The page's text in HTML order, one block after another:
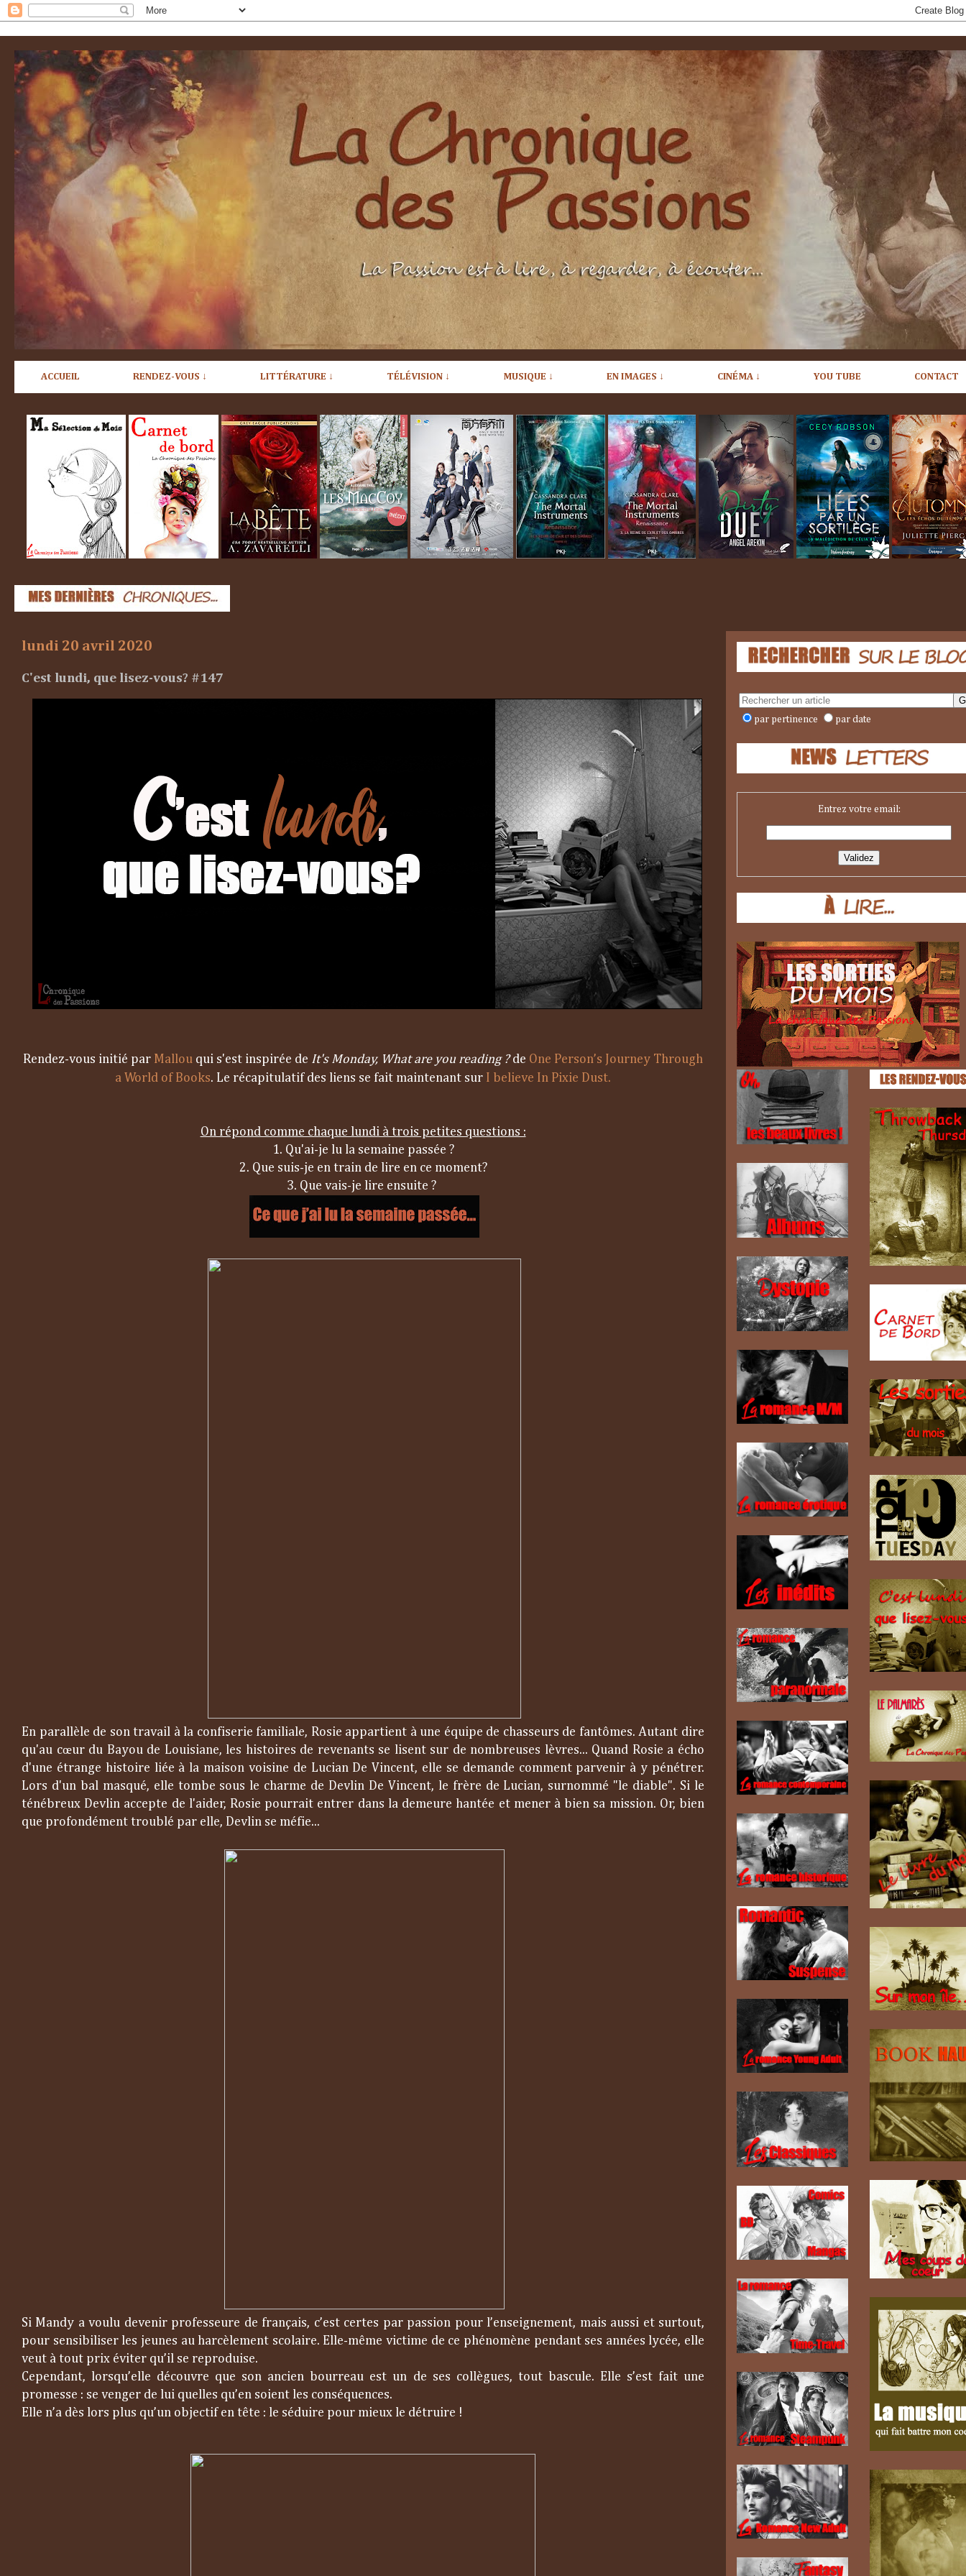
ACCUEIL RENDEZ-VOUS ↓ LITTÉRATURE ↓ TÉLÉVISION ↓ MUSIQUE ↓ EN IMAGES ↓ CINÉMA ↓ YOU TUBE CONTACT
lundi 20 avril 2020
C'est lundi, que lisez-vous? #147
Rendez-vous initié par Mallou qui s'est inspirée de It's Monday, What are you reading ? de One Person’s Journey Through
a World of Books. Le récapitulatif des liens se fait maintenant sur I believe In Pixie Dust.
On répond comme chaque lundi à trois petites questions :
1. Qu'ai-je lu la semaine passée ?
2. Que suis-je en train de lire en ce moment?
3. Que vais-je lire ensuite ?
En parallèle de son travail à la confiserie familiale, Rosie appartient à une équipe de chasseurs de fantômes. Autant dire
qu'au cœur du Bayou de Louisiane, les histoires de revenants se lisent sur de nombreuses lèvres... Quand Rosie a écho
d'une étrange histoire liée à la maison voisine de Lucian De Vincent, elle se demande comment parvenir à y pénétrer.
Lors d'un bal masqué, elle tombe sous le charme de Devlin De Vincent, le frère de Lucian, surnommé "le diable". Si le
ténébreux Devlin accepte de l'aider, Rosie pourrait entrer dans la demeure hantée et mener à bien sa mission. Or, bien
que profondément troublé par elle, Devlin se méfie...
Si Mandy a voulu devenir professeure de français, c’est certes par passion pour l’enseignement, mais aussi et surtout,
pour sensibiliser les jeunes au harcèlement scolaire. Elle-même victime de ce phénomène pendant ses années lycée, elle
veut à tout prix éviter qu’il se reproduise.
Cependant, lorsqu’elle découvre que son ancien bourreau est un de ses collègues, tout bascule. Elle s’est fait une
promesse : se venger de lui quelles qu’en soient les conséquences.
Elle n’a dès lors plus qu’un objectif en tête : le séduire pour mieux le détruire !
par pertinence par date
Entrez votre email: